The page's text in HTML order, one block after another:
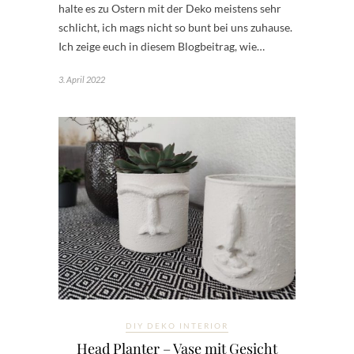
halte es zu Ostern mit der Deko meistens sehr
schlicht, ich mags nicht so bunt bei uns zuhause.
Ich zeige euch in diesem Blogbeitrag, wie…
3. April 2022
DIY DEKO INTERIOR
Head Planter – Vase mit Gesicht